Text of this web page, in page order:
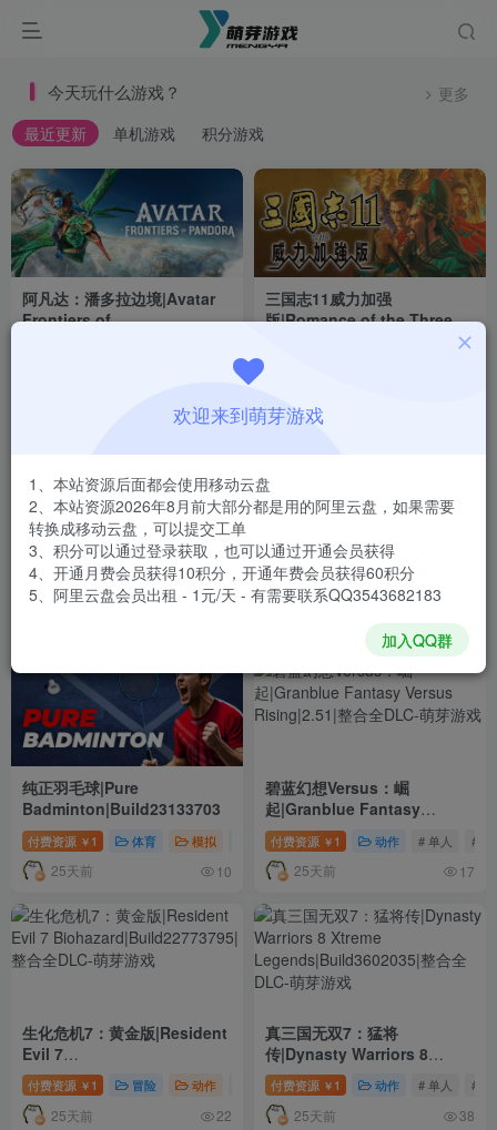
今天玩什么游戏？ 更多
最近更新 单机游戏 积分游戏
阿凡达：潘多拉边境|Avatar
Frontiers of
三国志11威力加强
版|Romance of the Three
Kingdoms XI with Power Up# 策
三国志12威力加强
版|Romance of The Three
Kingdoms XII With Power
Up Kit|1.1.0.1
付费资源 ￥1 策略 # 单人 # 模拟 # 策略
真三国无双6：猛将传终极
版|Dynasty Warriors 7
Xtreme Legends Definitive
Edition|Build3345452
付费资源 ￥1 动作 # 单人
纯正羽毛球|Pure
Badminton|Build23133703
付费资源 ￥ 1 体育 模拟 独立 # 单人 # 多人 # 模拟
25天前 10
碧蓝幻想Versus：崛
起|Granblue Fantasy
Versus Rising|2.51|整合全
DLC
付费资源 ￥ 1 动作 # 单人 # 动
25天前 17
生化危机7：黄金版|Resident
Evil 7
Biohazard|Build22773795|
整合全DLC
付费资源 ￥ 1 冒险 动作 # 动作 # 冒险
25天前 22
真三国无双7：猛将
传|Dynasty Warriors 8
Xtreme
Legends|Build3602035|整合
全DLC
付费资源 ￥ 1 动作 # 单人 # 动
25天前 38
欢迎来到萌芽游戏
1、本站资源后面都会使用移动云盘
2、本站资源2026年8月前大部分都是用的阿里云盘，如果需要
转换成移动云盘，可以提交工单
3、积分可以通过登录获取，也可以通过开通会员获得
4、开通月费会员获得10积分，开通年费会员获得60积分
5、阿里云盘会员出租 - 1元/天 - 有需要联系QQ3543682183
加入QQ群